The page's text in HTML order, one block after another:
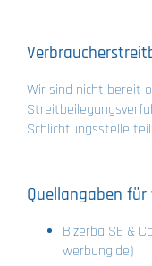
Wir sind nicht bereit
Schlichtungsstelle
Quellangaben
Bizerba SE &
werbung.de)